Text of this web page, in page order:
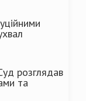
розглядав
та